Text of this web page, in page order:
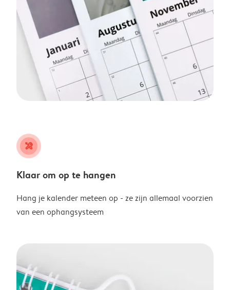
tools
Klaar om op te hangen
Hang je kalender meteen op - ze zijn allemaal voorzien
van een ophangsysteem